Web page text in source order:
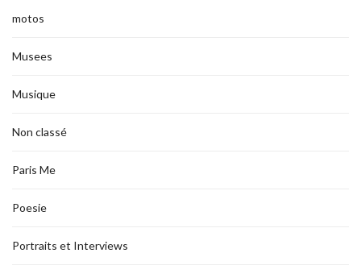
motos
Musees
Musique
Non classé
Paris Me
Poesie
Portraits et Interviews